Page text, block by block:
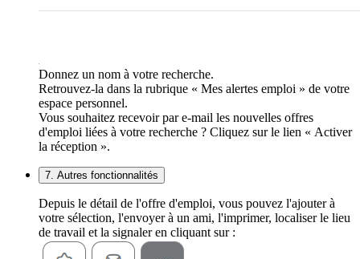
Donnez un nom à votre recherche.
Retrouvez-la dans la rubrique « Mes alertes emploi » de votre
espace personnel.
Vous souhaitez recevoir par e-mail les nouvelles offres
d'emploi liées à votre recherche ? Cliquez sur le lien « Activer
la réception ».
7. Autres fonctionnalités
Depuis le détail de l'offre d'emploi, vous pouvez l'ajouter à
votre sélection, l'envoyer à un ami, l'imprimer, localiser le lieu
de travail et la signaler en cliquant sur :